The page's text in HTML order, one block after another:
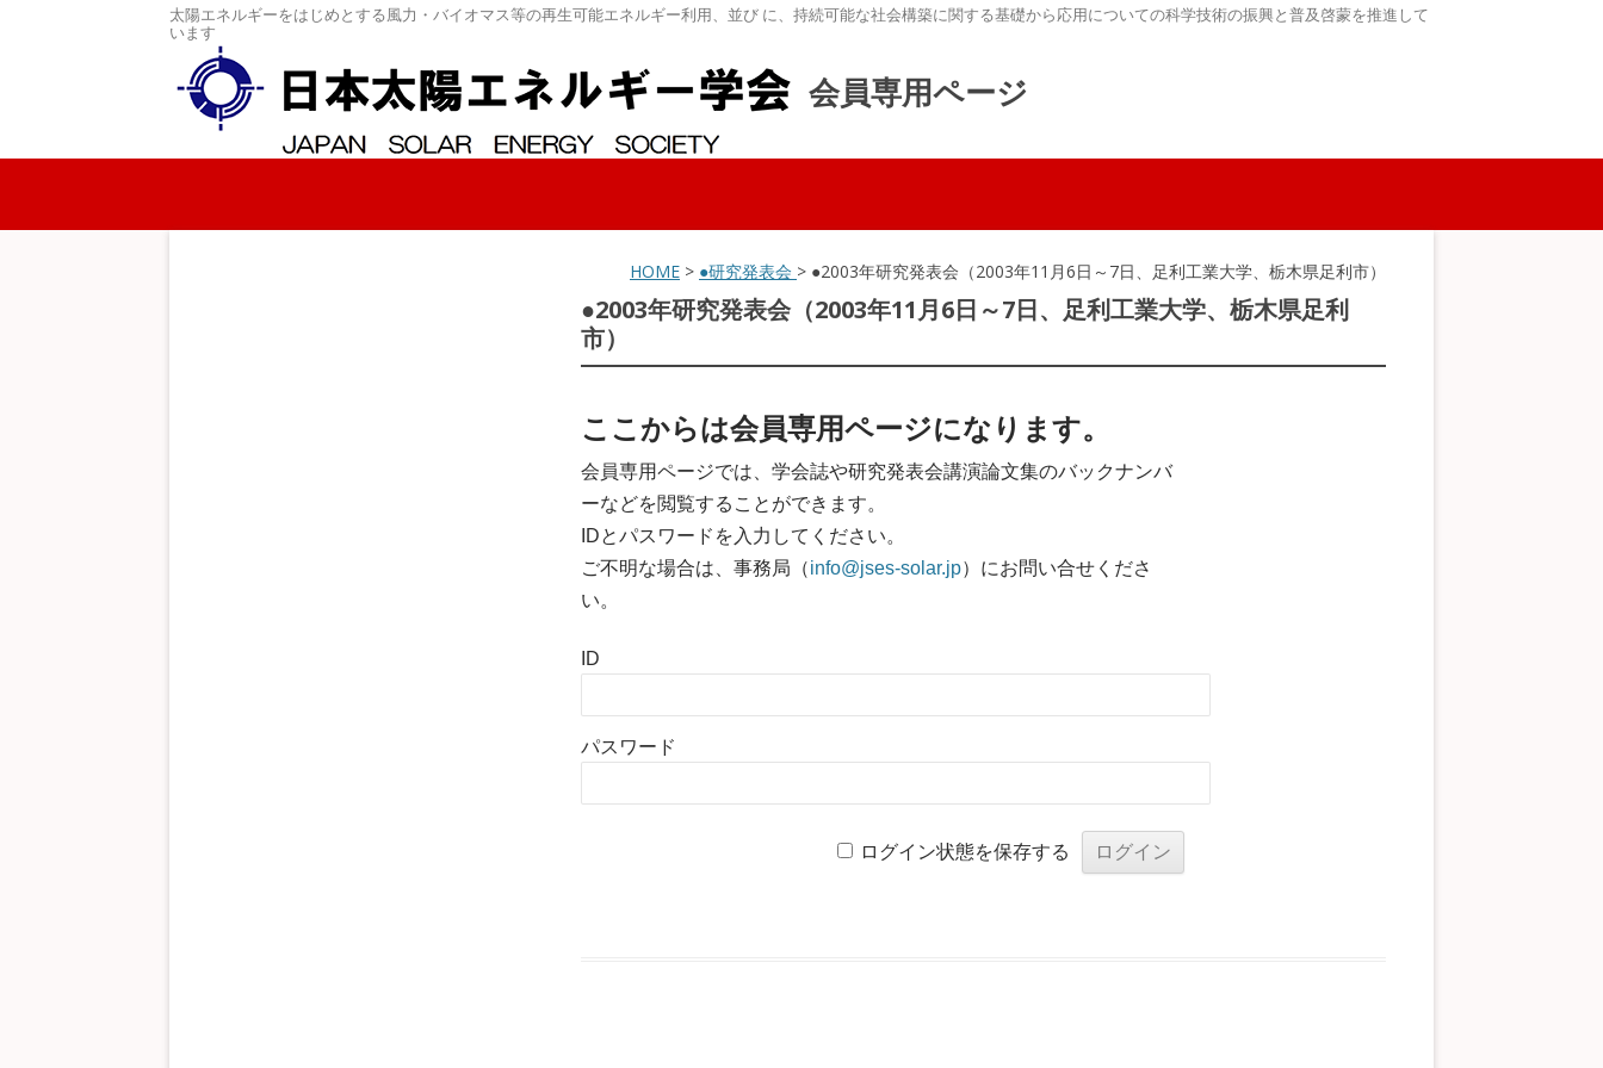
太陽エネルギーをはじめとする風力・バイオマス等の再生可能エネルギー利用、並び に、持続可能な社会構築に関する基礎から応用についての科学技術の振興と普及啓蒙を推進して
います
会員専用ページ
コンテンツへスキップ
HOME > ●研究発表会 > ●2003年研究発表会（2003年11月6日～7日、足利工業大学、栃木県足利市）
●2003年研究発表会（2003年11月6日～7日、足利工業大学、栃木県足利
市）
ここからは会員専用ページになります。
会員専用ページでは、学会誌や研究発表会講演論文集のバックナンバ
ーなどを閲覧することができます。
IDとパスワードを入力してください。
ご不明な場合は、事務局（info@jses-solar.jp）にお問い合せくださ
い。
ID
パスワード
ログイン状態を保存する